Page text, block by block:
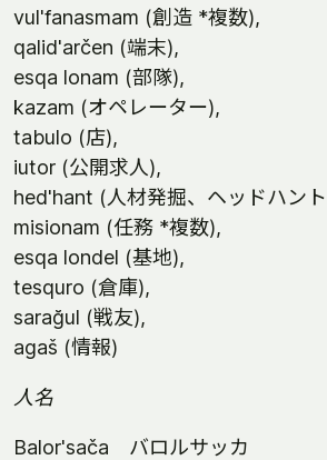
vul'fanasmam (創造 *複数),
qalid'arčen (端末),
esqa lonam (部隊),
kazam (オペレーター),
tabulo (店),
iutor (公開求人),
hed'hant (人材発掘、ヘッドハン
misionam (任務 *複数),
esqa londel (基地),
tesquro (倉庫),
sarağul (戦友),
agaš (情報)
人名
Balor'sača バロルサッカ